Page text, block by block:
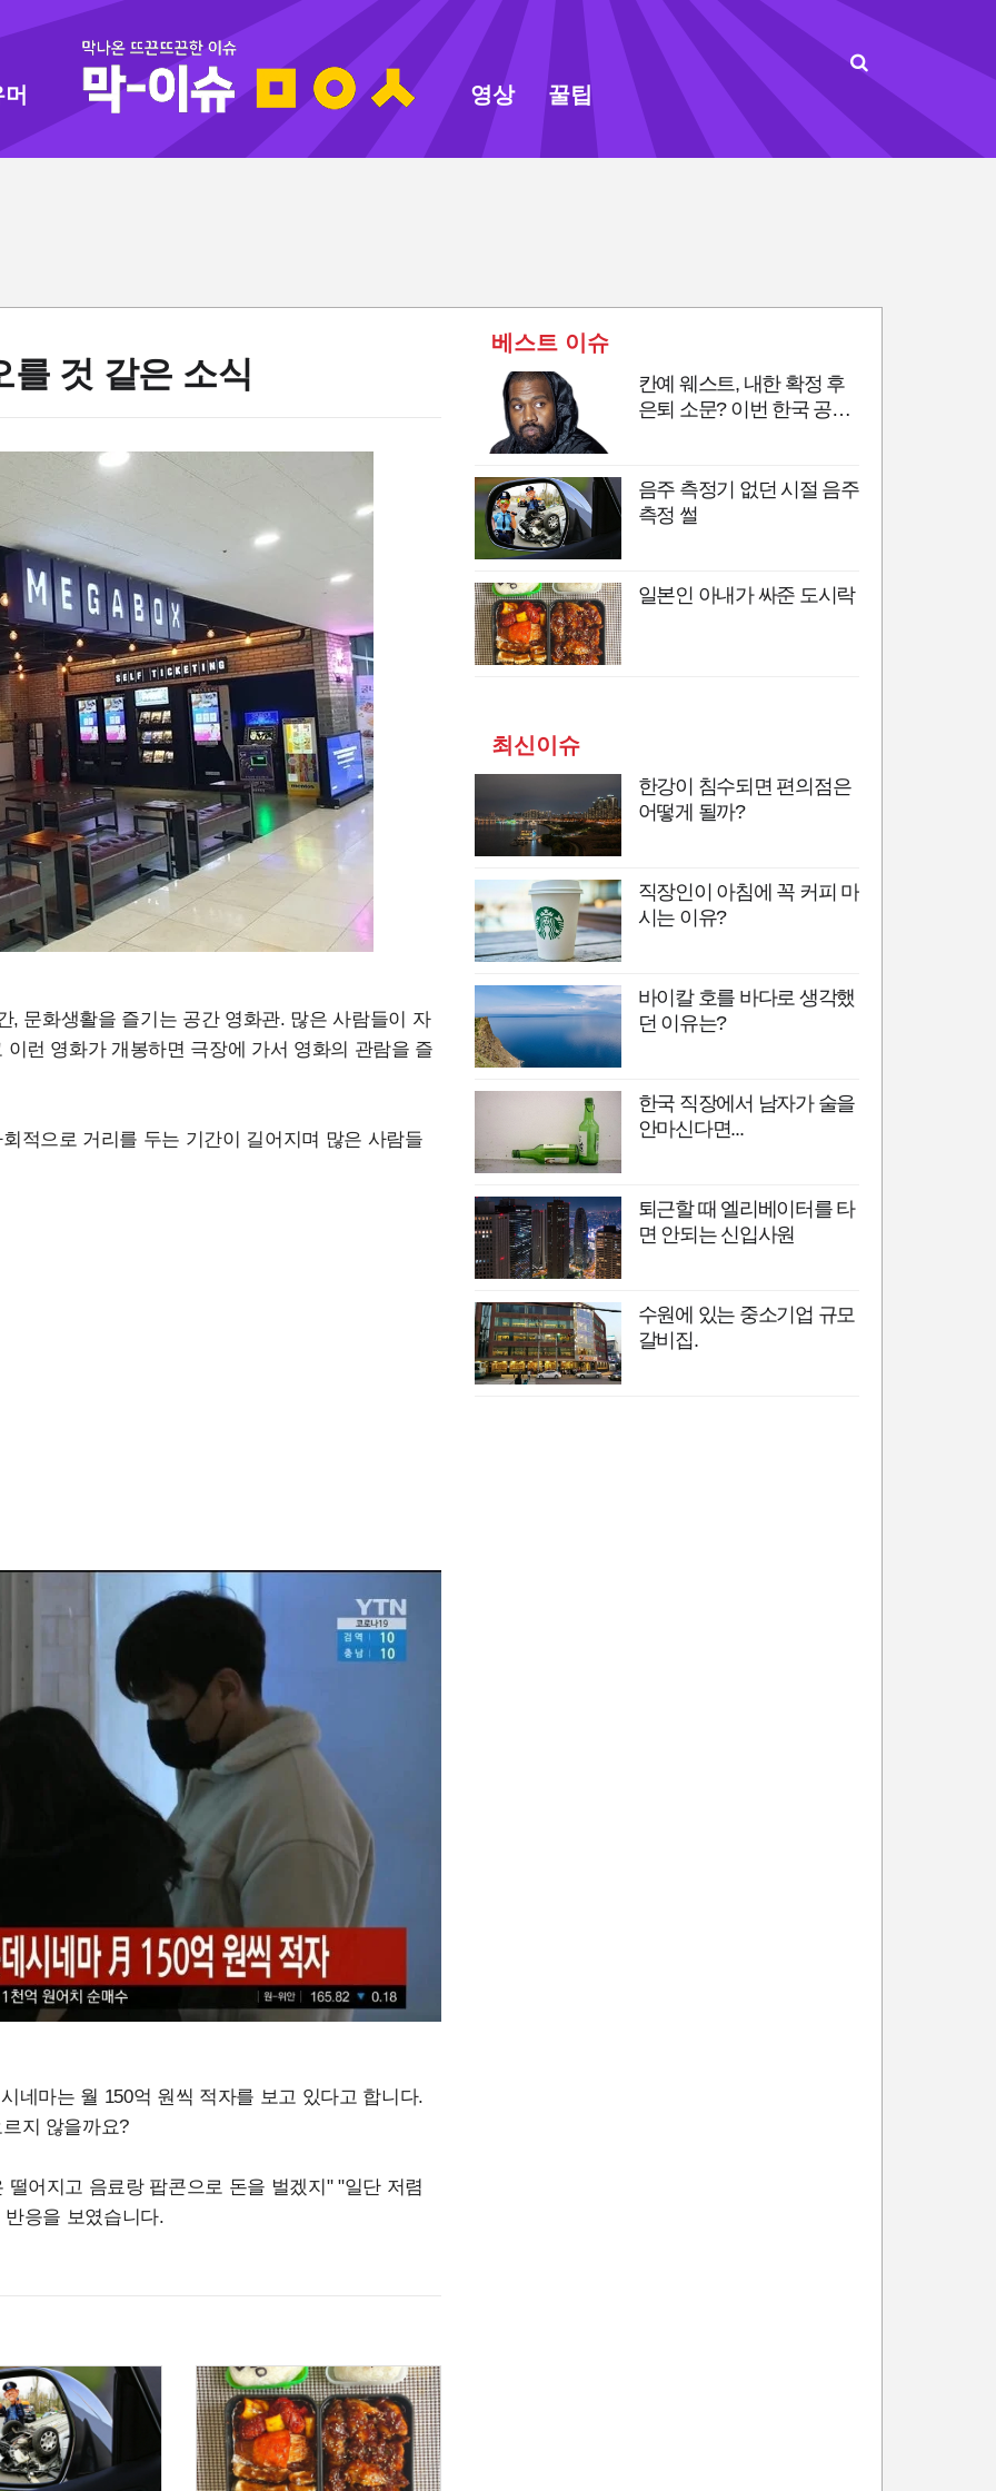
머 영상 꿀팁
를 것 같은 소식
, 문화생활을 즐기는 공간 영화관. 많은 사람들이 자
런 영화가 개봉하면 극장에 가서 영화의 관람을 즐
적으로 거리를 두는 기간이 길어지며 많은 사람들
네마는 월 150억 원씩 적자를 보고 있다고 합니다.
지 않을까요?
어지고 음료랑 팝콘으로 돈을 벌겠지" "일단 저렴
응을 보였습니다.
베스트 이슈
칸예 웨스트, 내한 확정 후
은퇴 소문? 이번 한국 공연
음주 측정기 없던 시절 음주
측정 썰
일본인 아내가 싸준 도시락
최신이슈
한강이 침수되면 편의점은
어떻게 될까?
직장인이 아침에 꼭 커피 마
시는 이유?
바이칼 호를 바다로 생각했
던 이유는?
한국 직장에서 남자가 술을
안마신다면...
퇴근할 때 엘리베이터를 타
면 안되는 신입사원
수원에 있는 중소기업 규모
갈비집.